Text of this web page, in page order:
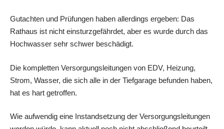
Gutachten und Prüfungen haben allerdings ergeben: Das
Rathaus ist nicht einsturzgefährdet, aber es wurde durch das
Hochwasser sehr schwer beschädigt.
Die kompletten Versorgungsleitungen von EDV, Heizung,
Strom, Wasser, die sich alle in der Tiefgarage befunden haben,
hat es hart getroffen.
Wie aufwendig eine Instandsetzung der Versorgungsleitungen